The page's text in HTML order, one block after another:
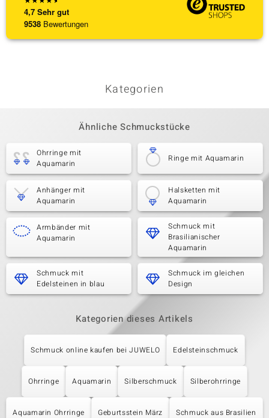
4,7 Sehr gut
9538 Bewertungen
Kategorien
Ähnliche Schmuckstücke
Ohrringe mit
Aquamarin
Ringe mit Aquamarin
Anhänger mit
Aquamarin
Halsketten mit
Aquamarin
Armbänder mit
Aquamarin
Schmuck mit
Brasilianischer
Aquamarin
Schmuck mit
Edelsteinen in blau
Schmuck im gleichen
Design
Kategorien dieses Artikels
Schmuck online kaufen bei JUWELO Edelsteinschmuck
Ohrringe Aquamarin Silberschmuck Silberohrringe
Aquamarin Ohrringe Geburtsstein März Schmuck aus Brasilien